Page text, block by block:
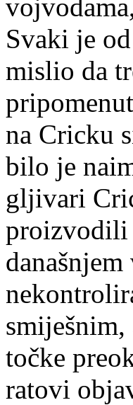
Svaki je
mislio da
na Cricku
bilo je
gljivari
proizvodili
točke
ratovi